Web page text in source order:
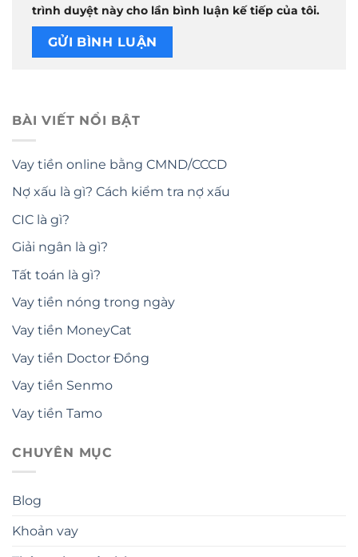
trình duyệt này cho lần bình luận kế tiếp của tôi.
BÀI VIẾT NỔI BẬT
Vay tiền online bằng CMND/CCCD
Nợ xấu là gì? Cách kiểm tra nợ xấu
CIC là gì?
Giải ngân là gì?
Tất toán là gì?
Vay tiền nóng trong ngày
Vay tiền MoneyCat
Vay tiền Doctor Đồng
Vay tiền Senmo
Vay tiền Tamo
CHUYÊN MỤC
Blog
Khoản vay